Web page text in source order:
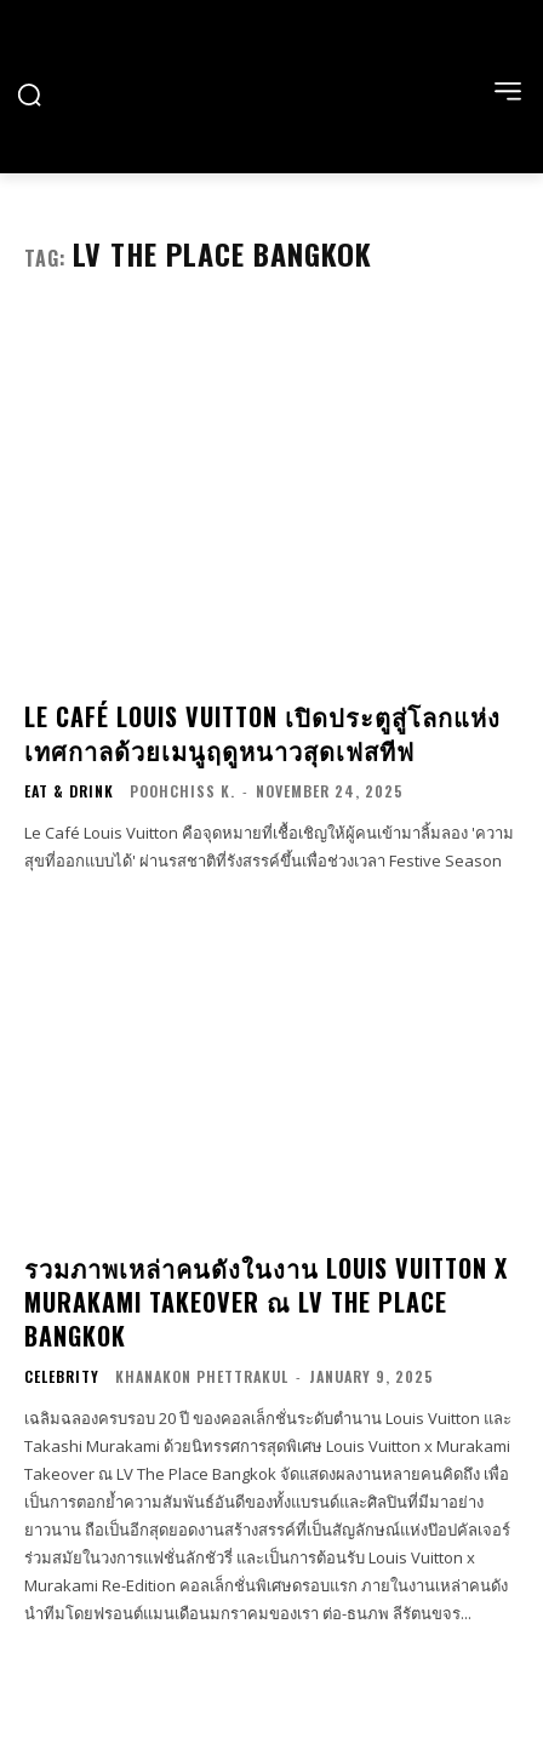
TAG: LV THE PLACE BANGKOK
LE CAFÉ LOUIS VUITTON เปิดประตูสู่โลกแห่ง
เทศกาลด้วยเมนูฤดูหนาวสุดเฟสทีฟ
EAT & DRINK POOHCHISS K. - NOVEMBER 24, 2025
Le Café Louis Vuitton คือจุดหมายที่เชื้อเชิญให้ผู้คนเข้ามาลิ้มลอง 'ความ
สุขที่ออกแบบได้' ผ่านรสชาติที่รังสรรค์ขึ้นเพื่อช่วงเวลา Festive Season
รวมภาพเหล่าคนดังในงาน LOUIS VUITTON X
MURAKAMI TAKEOVER ณ LV THE PLACE
BANGKOK
CELEBRITY KHANAKON PHETTRAKUL - JANUARY 9, 2025
เฉลิมฉลองครบรอบ 20 ปี ของคอลเล็กชั่นระดับตำนาน Louis Vuitton และ
Takashi Murakami ด้วยนิทรรศการสุดพิเศษ Louis Vuitton x Murakami
Takeover ณ LV The Place Bangkok จัดแสดงผลงานหลายคนคิดถึง เพื่อ
เป็นการตอกย้ำความสัมพันธ์อันดีของทั้งแบรนด์และศิลปินที่มีมาอย่าง
ยาวนาน ถือเป็นอีกสุดยอดงานสร้างสรรค์ที่เป็นสัญลักษณ์แห่งป๊อปคัลเจอร์
ร่วมสมัยในวงการแฟชั่นลักชัวรี่ และเป็นการต้อนรับ Louis Vuitton x
Murakami Re-Edition คอลเล็กชั่นพิเศษดรอบแรก ภายในงานเหล่าคนดัง
นำทีมโดยฟรอนต์แมนเดือนมกราคมของเรา ต่อ-ธนภพ ลีรัตนขจร...